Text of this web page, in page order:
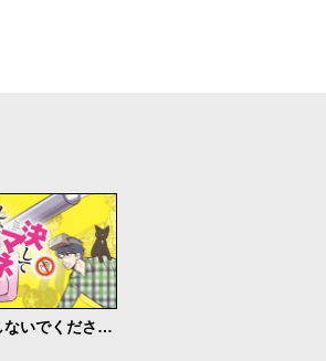
決してマネしないでください。